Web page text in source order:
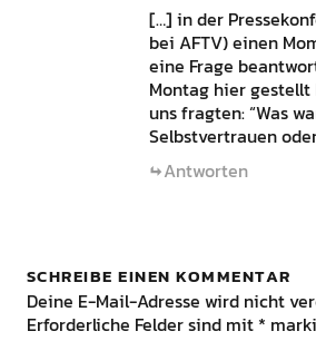
[…] in der
bei AFTV) einen
eine Frage
Montag hier gestellt
uns fragten: “Was
Selbstvertrauen
Antworten
SCHREIBE EINEN KOMMENTAR
Deine E-Mail-Adresse wird nicht
Erforderliche Felder sind mit *